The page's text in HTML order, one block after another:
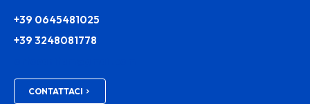
+39 0645481025
+39 3248081778
CONTATTACI